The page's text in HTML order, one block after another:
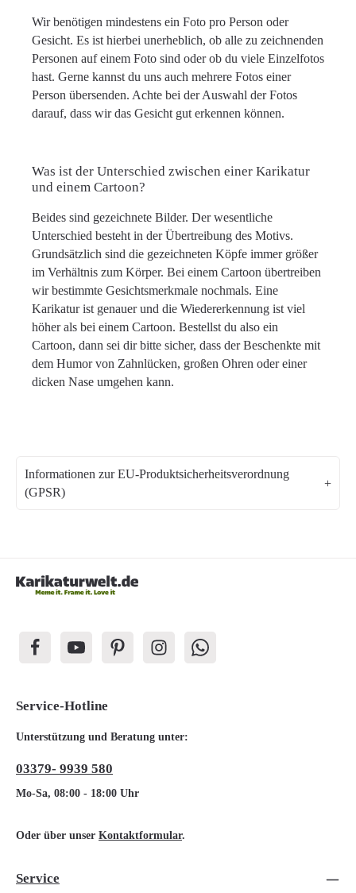
Wir benötigen mindestens ein Foto pro Person oder
Gesicht. Es ist hierbei unerheblich, ob alle zu zeichnenden
Personen auf einem Foto sind oder ob du viele Einzelfotos
hast. Gerne kannst du uns auch mehrere Fotos einer
Person übersenden. Achte bei der Auswahl der Fotos
darauf, dass wir das Gesicht gut erkennen können.
Was ist der Unterschied zwischen einer Karikatur
und einem Cartoon?
Beides sind gezeichnete Bilder. Der wesentliche
Unterschied besteht in der Übertreibung des Motivs.
Grundsätzlich sind die gezeichneten Köpfe immer größer
im Verhältnis zum Körper. Bei einem Cartoon übertreiben
wir bestimmte Gesichtsmerkmale nochmals. Eine
Karikatur ist genauer und die Wiedererkennung ist viel
höher als bei einem Cartoon. Bestellst du also ein
Cartoon, dann sei dir bitte sicher, dass der Beschenkte mit
dem Humor von Zahnlücken, großen Ohren oder einer
dicken Nase umgehen kann.
Informationen zur EU-Produktsicherheitsverordnung
(GPSR)
Service-Hotline
Unterstützung und Beratung unter:
03379- 9939 580
Mo-Sa, 08:00 - 18:00 Uhr
Oder über unser Kontaktformular.
Service